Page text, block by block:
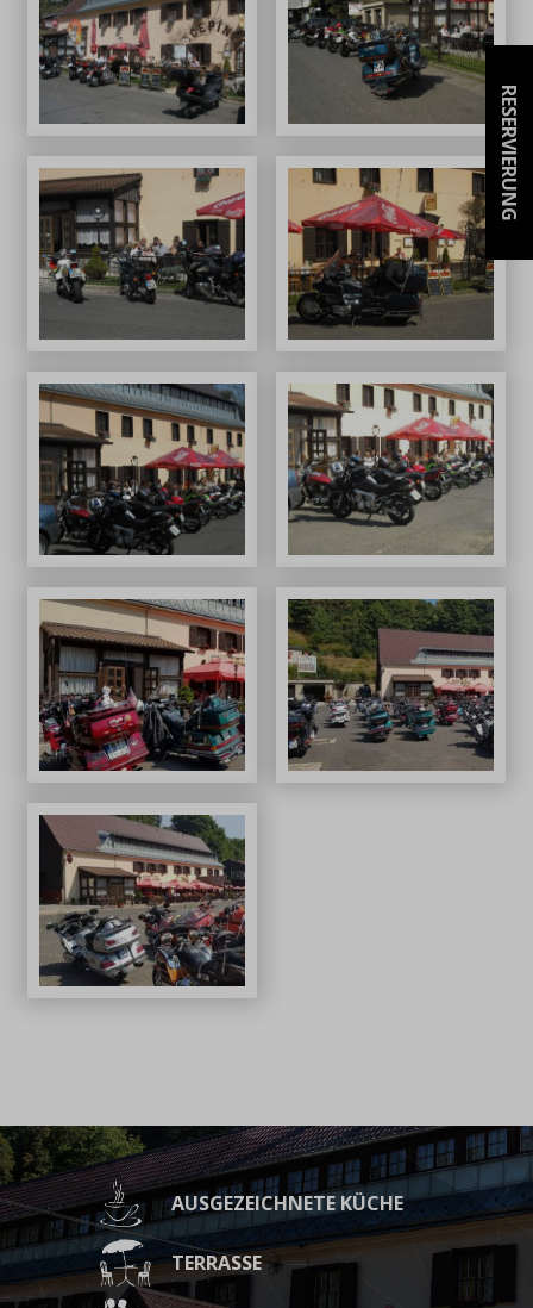
RESERVIERUNG
AUSGEZEICHNETE KÜCHE
TERRASSE